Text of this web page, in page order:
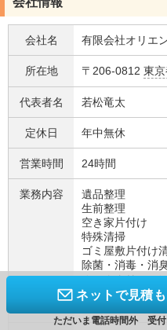
会社名 有限会社オリエ
所在地 〒206-0812 東
代表者名 若松竜太
定休日 年中無休
営業時間 24時間
業務内容
遺品整理
生前整理
空き家片付け
特殊清掃
ゴミ屋敷片付け
除菌・消毒・消
ルームクリーニ
リフォーム工事
ネットで見積
ただいま電話時間外 受付